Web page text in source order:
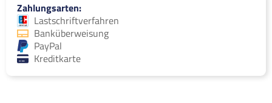
Zahlungsarten
Lastschriftverfahren
Banküberweisung
PayPal
Kreditkarte